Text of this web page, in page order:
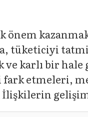
önem
karlı bir
etmeleri,